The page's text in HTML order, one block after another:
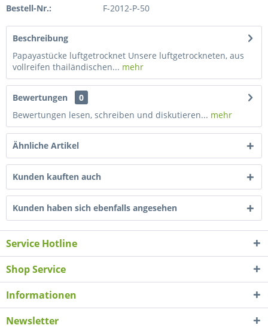
Bestell-Nr.: F-2012-P-50
Beschreibung
Papayastücke luftgetrocknet Unsere luftgetrockneten, aus
vollreifen thailändischen... mehr
Bewertungen
0
Bewertungen lesen, schreiben und diskutieren... mehr
Ähnliche Artikel
Kunden kauften auch
Kunden haben sich ebenfalls angesehen
Service Hotline
Shop Service
Informationen
Newsletter